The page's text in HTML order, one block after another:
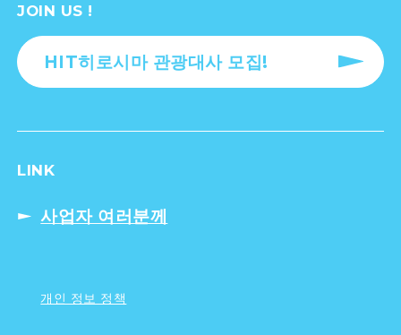
JOIN US !
HIT히로시마 관광대사 모집!
LINK
사업자 여러분께
개인 정보 정책